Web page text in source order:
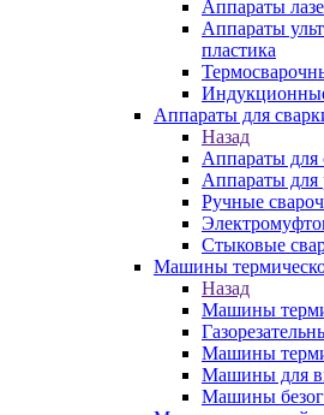
Аппараты
Аппараты
пластика
Аппараты для
Назад
Аппараты для
Аппараты для
Ручные
Стыковые
Машины
Назад
Машины
Машины
Машины для
Машины